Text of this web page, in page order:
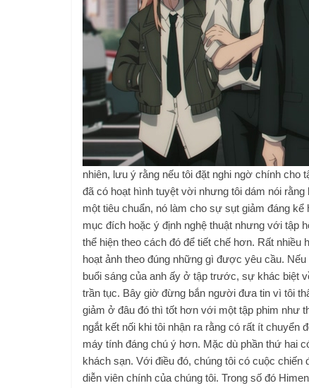
nhiên, lưu ý rằng nếu tôi đặt nghi ngờ chính cho
đã có hoạt hình tuyệt vời nhưng tôi dám nói
một tiêu chuẩn, nó làm cho sự sụt giảm đáng
mục đích hoặc ý định nghệ thuật nhưng với tập
thể hiện theo cách đó để tiết chế hơn. Rất
hoạt ảnh theo đúng những gì được yêu cầu.
buổi sáng của anh ấy ở tập trước, sự khác biệt
trần tục. Bây giờ đừng bắn người đưa tin vì tôi
giảm ở đâu đó thì tốt hơn với một tập phim như
ngắt kết nối khi tôi nhận ra rằng có rất ít
máy tính đáng chú ý hơn. Mặc dù phần thứ hai
khách sạn. Với điều đó, chúng tôi có cuộc
diễn viên chính của chúng tôi. Trong số đó